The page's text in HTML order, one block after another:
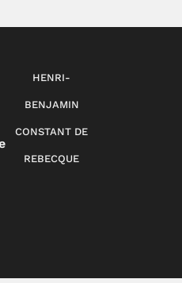
HENRI-
BENJAMIN
CONSTANT DE
REBECQUE